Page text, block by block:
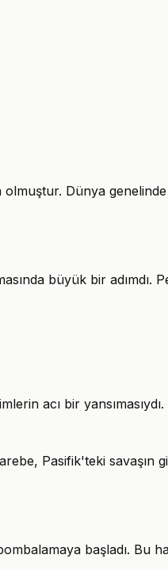
Dünya
büyük bir adımdı.
acı bir yansımasıydı.
Pasifik'teki savaşın
başladı. Bu